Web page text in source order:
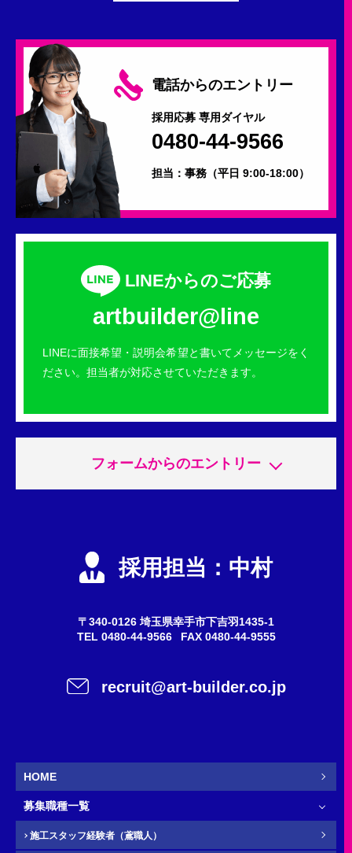
電話からのエントリー
採用応募 専用ダイヤル
0480-44-9566
担当：事務 （平日 9:00-18:00）
LINEからのご応募
artbuilder@line
LINEに面接希望・説明会希望と書いてメッセージをく
ださい。担当者が対応させていただきます。
フォームからのエントリー
会社説明会
施工スタッフ（鳶職人）
新卒
必須 お名前
採用担当：中村
〒340-0126 埼玉県幸手市下吉羽1435-1
TEL 0480-44-9566 FAX 0480-44-9555
recruit@art-builder.co.jp
HOME
募集職種一覧
施工スタッフ経験者（鳶職人）